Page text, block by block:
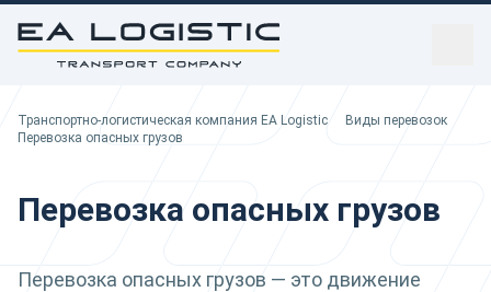
Вы здесь:
Транспортно-логистическая компания EA Logistic
Виды перевозок
Перевозка опасных грузов
Перевозка опасных грузов
Перевозка опасных грузов — это движение